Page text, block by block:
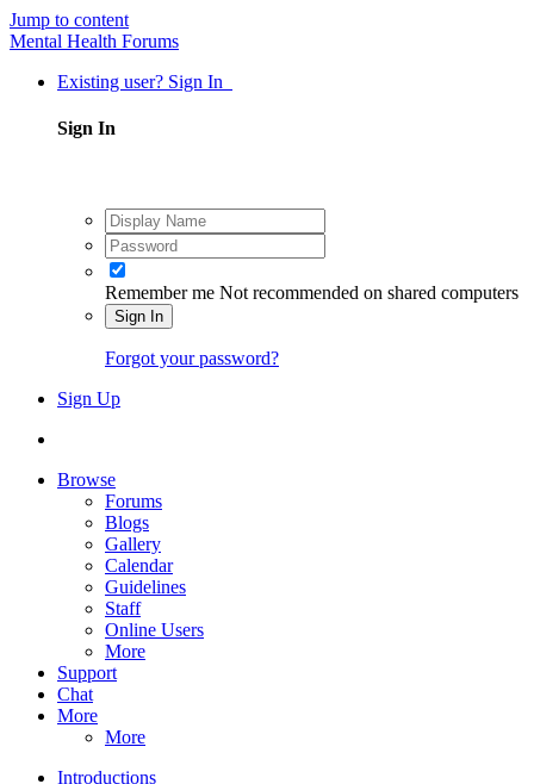
Jump to content
Mental Health Forums
Existing user? Sign In
Sign In
Remember me Not recommended on shared computers
Sign In
Forgot your password?
Sign Up
Browse
Forums
Blogs
Gallery
Calendar
Guidelines
Staff
Online Users
More
Support
Chat
More
More
Introductions